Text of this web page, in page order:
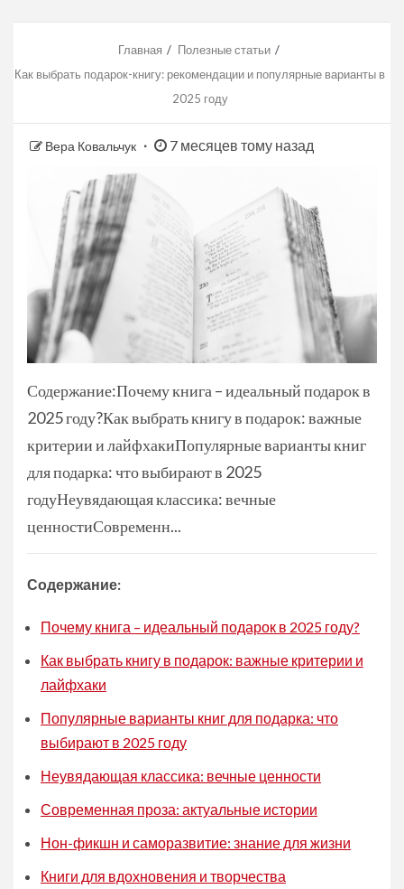
Главная
Полезные статьи
Как выбрать подарок-книгу: рекомендации и популярные варианты в
2025 году
Вера Ковальчук 7 месяцев тому назад
Содержание:Почему книга – идеальный подарок в
2025 году?Как выбрать книгу в подарок: важные
критерии и лайфхакиПопулярные варианты книг
для подарка: что выбирают в 2025
годуНеувядающая классика: вечные
ценностиСовременн...
Содержание:
Почему книга – идеальный подарок в 2025 году?
Как выбрать книгу в подарок: важные критерии и
лайфхаки
Популярные варианты книг для подарка: что
выбирают в 2025 году
Неувядающая классика: вечные ценности
Современная проза: актуальные истории
Нон-фикшн и саморазвитие: знание для жизни
Книги для вдохновения и творчества